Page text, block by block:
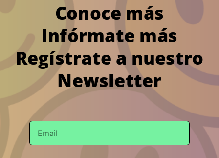
Conoce más
Infórmate más
Regístrate a nuestro
Newsletter